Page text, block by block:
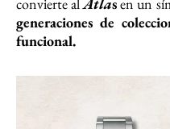
generaciones de
funcional.